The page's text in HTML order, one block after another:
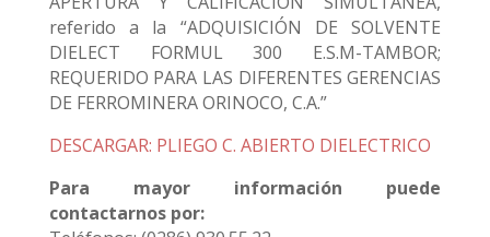
referido a la “ADQUISICIÓN DE SOLVENTE
DIELECT FORMUL 300 E.S.M-TAMBOR;
REQUERIDO PARA LAS DIFERENTES GERENCIAS
DE FERROMINERA ORINOCO, C.A.”
DESCARGAR: PLIEGO C. ABIERTO DIELECTRICO
Para mayor información puede
contactarnos por: